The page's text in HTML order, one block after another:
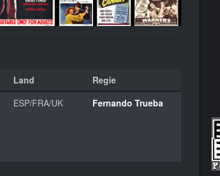
Land Regie
ESP/FRA/UK Fernando Trueba